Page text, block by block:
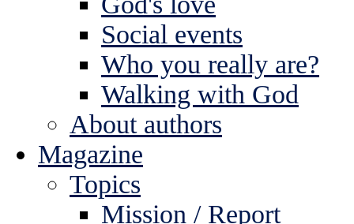
Social events
Who you really are?
Walking with God
About authors
Magazine
Topics
Mission / Report